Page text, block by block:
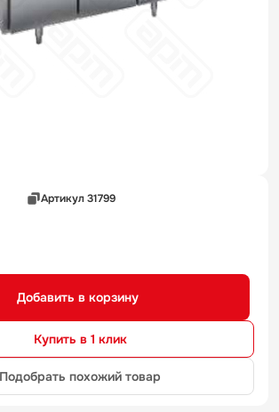
Артикул 31799
Добавить в корзину
Купить в 1 клик
Подобрать похожий товар